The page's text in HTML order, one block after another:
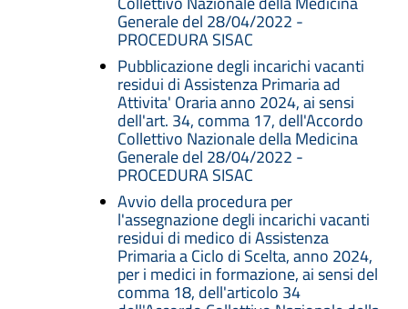
Generale del 28/04/2022 -
PROCEDURA SISAC
Pubblicazione degli incarichi vacanti
residui di Assistenza Primaria ad
Attivita' Oraria anno 2024, ai sensi
dell'art. 34, comma 17, dell'Accordo
Collettivo Nazionale della Medicina
Generale del 28/04/2022 -
PROCEDURA SISAC
Avvio della procedura per
l'assegnazione degli incarichi vacanti
residui di medico di Assistenza
Primaria a Ciclo di Scelta, anno 2024,
per i medici in formazione, ai sensi del
comma 18, dell'articolo 34